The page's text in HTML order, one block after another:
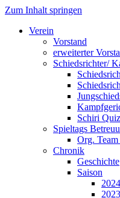
Zum Inhalt springen
Verein
Vorstand
erweiterter
Schiedsrichter/
Schiri Quiz
Spieltags
Org.
Chronik
Geschichte
Saison